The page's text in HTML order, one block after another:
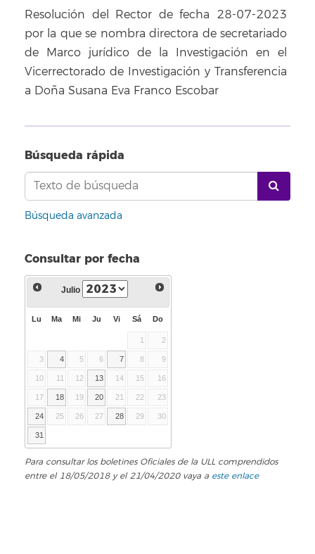
Resolución del Rector de fecha 28-07-2023
por la que se nombra directora de secretariado
de Marco jurídico de la Investigación en el
Vicerrectorado de Investigación y Transferencia
a Doña Susana Eva Franco Escobar
Búsqueda rápida
Búsqueda avanzada
Consultar por fecha
Julio
Lu Ma Mi Ju Vi Sá Do
1 2
3 4 5 6 7 8 9
10 11 12 13 14 15 16
17 18 19 20 21 22 23
24 25 26 27 28 29 30
31
Para consultar los boletines Oficiales de la ULL comprendidos
entre el 18/05/2018 y el 21/04/2020 vaya a este enlace